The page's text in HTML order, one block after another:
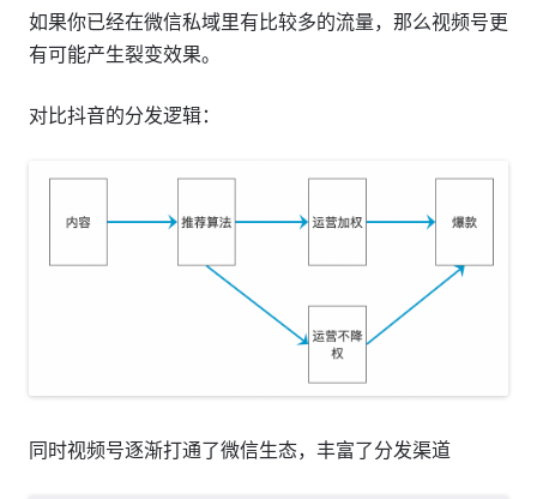
如果你已经在微信私域里有比较多的流量，那么视频号更
有可能产生裂变效果。
对比抖音的分发逻辑：
同时视频号逐渐打通了微信生态，丰富了分发渠道